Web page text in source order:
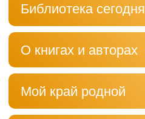
Библиотека сегодня
О книгах и авторах
Мой край родной